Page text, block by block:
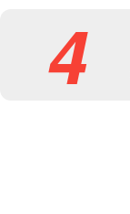
4